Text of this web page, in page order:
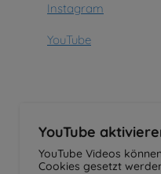
Instagram
YouTube
YouTube
YouTube Videos
Cookies gesetzt